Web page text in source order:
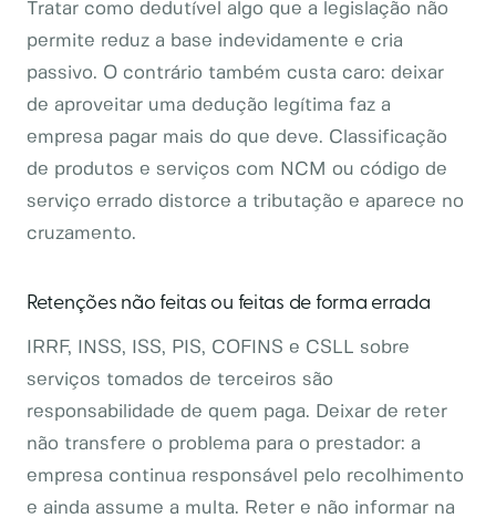
Tratar como dedutível algo que a legislação não
permite reduz a base indevidamente e cria
passivo. O contrário também custa caro: deixar
de aproveitar uma dedução legítima faz a
empresa pagar mais do que deve. Classificação
de produtos e serviços com NCM ou código de
serviço errado distorce a tributação e aparece no
cruzamento.
Retenções não feitas ou feitas de forma errada
IRRF, INSS, ISS, PIS, COFINS e CSLL sobre
serviços tomados de terceiros são
responsabilidade de quem paga. Deixar de reter
não transfere o problema para o prestador: a
empresa continua responsável pelo recolhimento
e ainda assume a multa. Reter e não informar na